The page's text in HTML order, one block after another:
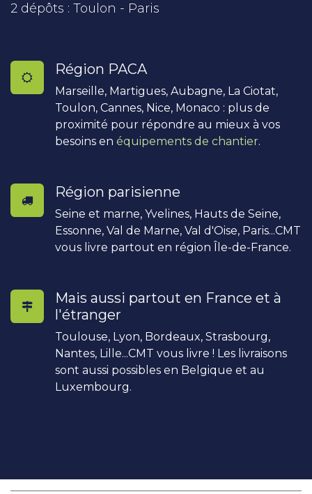
2 dépôts : Toulon - Paris
Région PACA
Marseille, Martigues, Aubagne, La Ciotat,
Toulon, Cannes, Nice, Monaco : plus de
proximité pour répondre au mieux à vos
besoins en équipements de chantier.
Région parisienne
Seine et marne, Yvelines, Hauts de Seine,
Essonne, Val de Marne, Val d'Oise, Paris...CMT
vous livre partout en région Île-de-France.
Mais aussi partout en France et à
l'étranger
Toulouse, Lyon, Bordeaux, Strasbourg,
Nantes, Lille...CMT vous livre ! Les livraisons
sont aussi possibles en Belgique et au
Luxembourg.